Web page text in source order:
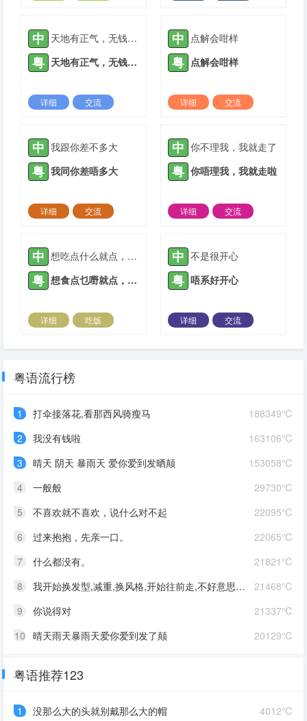
中 天地有正气，无钱无天理
粤 天地有正气，无钱无天理
详细
交流
中 点解会咁样
粤 点解会咁样
详细
交流
中 我跟你差不多大
粤 我同你差唔多大
详细
交流
中 你不理我，我就走了
粤 你唔理我，我就走啦
详细
交流
中 想吃点什么就点，不用客气
粤 想食点乜嘢就点，唔使客气
详细
吃饭
中 不是很开心
粤 唔系好开心
详细
交流
粤语流行榜
188349℃
1
打伞接落花,看那西风骑瘦马
163106℃
2
我没有钱啦
153058℃
3
晴天 阴天 暴雨天 爱你爱到发晒颠
29730℃
4
一般般
22095℃
5
不喜欢就不喜欢，说什么对不起
22065℃
6
过来抱抱，先亲一口。
21821℃
7
什么都没有。
21468℃
8
我开始换发型,减重,换风格,开始往前走,不好意思啊这一次,我一定要赢
21337℃
9
你说得对
20129℃
10 晴天雨天暴雨天爱你爱到发了颠
粤语推荐123
4012℃
1
没那么大的头就别戴那么大的帽